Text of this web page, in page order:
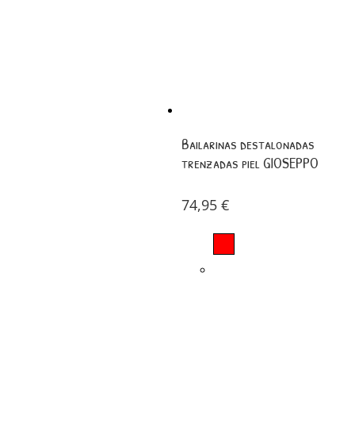
Bailarinas destalonadas
trenzadas piel GIOSEPPO
74,95 €